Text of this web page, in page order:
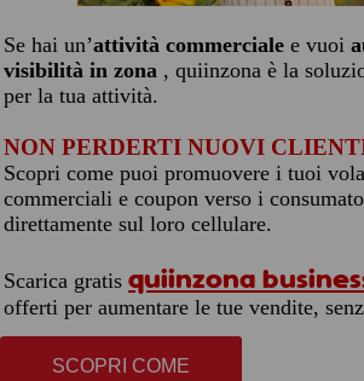
Se hai un’attività commerciale e vuoi
visibilità in zona , quiinzona è la
per la tua attività.
NON PERDERTI NUOVI
Scopri come puoi promuovere i tuoi
commerciali e coupon verso i
direttamente sul loro cellulare.
Scarica gratis quiinzona
offerti per aumentare le tue vendite,
SCOPRI COME